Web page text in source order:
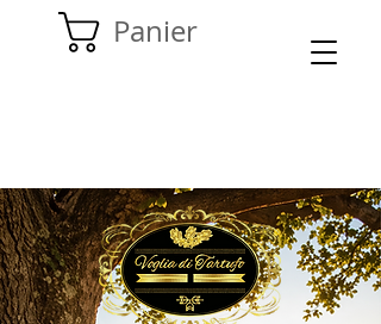
Panier